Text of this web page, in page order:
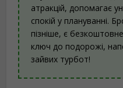
атракцій, допомагає
спокій у плануванні.
пізніше, є
ключ до подорожі,
зайвих турбот!